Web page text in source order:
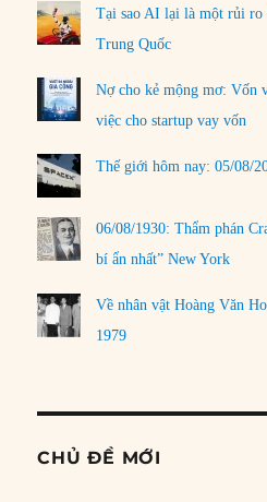
Tại sao AI lại là một rủi ro
Trung Quốc
Nợ cho kẻ mộng mơ: Vốn
việc cho startup vay vốn
Thế giới hôm nay: 05/08/
06/08/1930: Thẩm phán
bí ẩn nhất” New York
Về nhân vật Hoàng Văn
1979
CHỦ ĐỀ MỚI